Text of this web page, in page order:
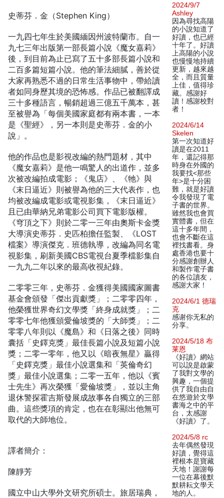
史蒂芬．金（Stephen King）
一九四七年生於美國緬因州波特蘭市。自一
九七三年出版第一部長篇小說《魔女嘉莉》
後，到目前為止已寫了五十多部長篇小說和
二百多篇短篇小說。他的筆法細膩，善於從
大家再熟悉不過的日常生活事物中，帶給讀
者如同身歷其境的恐怖感。作品已被翻譯成
三十多種語言，暢銷超過三億五千萬本，甚
至被譽為「每個美國家庭都有兩本書，一本
是《聖經》，另一本則是史蒂芬．金的小
說」。
他的作品也是影視改編的熱門題材，其中
《魔女嘉莉》是他一鳴驚人的出道作，並多
次被改編拍成電影；《鬼店》、《牠》與
《末日逼近》則被譽為他的三大代表作，也
均被改編成電影或電視影集，《末日逼近》
且已由華納兄弟電影公司買下電影版權。
《穹頂之下》則於二零一三年由奧斯卡金獎
大導演史蒂芬．史匹柏擔任監製、《LOST
檔案》導演傑克．班德執導，改編為同名電
視影集，刷新美國CBS電視台夏季檔影集自
一九九二年以來的最高收視紀錄。
二零零三年，史蒂芬．金獲得美國國家圖書
基金會頒發「傑出貢獻獎」；二零零四年，
他榮獲世界奇幻文學獎「終身成就獎」；二
零零七年他獲頒愛倫坡獎的「大師獎」；二
零零八年則以《魔島》和《日落之後》同時
囊括「史鐸克獎」最佳長篇小說及短篇小說
獎；二零一零年，他又以《暗夜無星》贏得
「史鐸克獎」最佳小說選集和「英倫奇幻
獎」最佳小說選集；二零一五年，他以《賓
士先生》再次榮獲「愛倫坡獎」，並以主角
退休警探霍吉斯發展成故事各自獨立的三部
曲。這些獎項的肯定，也在在彰顯出他無可
取代的大師地位。
譯者簡介：
陳靜芳
國立中山大學外文研究所碩士。旅居瑞典，
2024/9/7
Ashley
因為尋找高陽
的小說知道了
好讀，也已經
十年了。好讀
上高陽的小說
也慢慢地持續
更新，越來越
全，而且質量
上佳，值得珍
藏。感謝好
讀！感謝校對
者！
2024/6/14
Skelen
第一次知道好
讀是在2011
年，還記得那
時身在外國的
我要找<那些
年>是十分困
難，就是好讀
令我發現了電
子書的世界。
雖然我也會買
實體書，但在
這十多年間，
也會不斷在這
裡找書看。身
處香港也要十
分感謝創辦人
和製作電子書
的各位讀友，
感謝大家！
2024/6/1 德瑞
克
感谢你无私的
分享。
2024/5/18 布
莱恩
《好讀》網站
可以說是啟蒙
了我對文學的
興趣，一個提
供了我自由自
在悠遊於文學
書海之中的平
台，太感謝
《好讀》了。
2024/5/8 rc
去年偶然發現
好讀，覺得這
裡根本是寶藏
天地！謝謝每
一位在幕後默
默耕耘文學天
地的人。